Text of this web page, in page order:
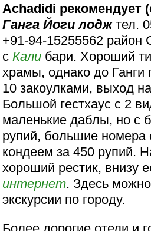
Achadidi рекомендует
Ганга Йоги лоджтел.
+91-94-15255562 район
с Кали бари. Хороший
храмы, однако до
10 закоулками, выход
Большой гестхаус с 2
маленькие даблы, но с
рупий, большие
кондеем за 450 рупий.
хороший рестик, внизу
интернет. Здесь
экскурсии по городу.